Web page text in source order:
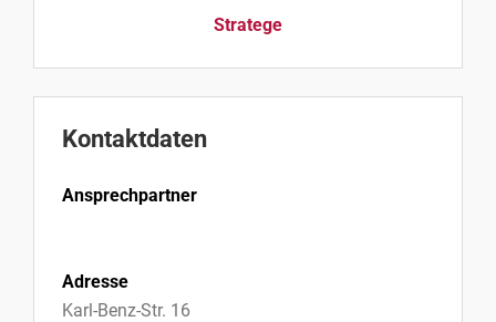
Stratege
Kontaktdaten
Ansprechpartner
Adresse
Karl-Benz-Str. 16